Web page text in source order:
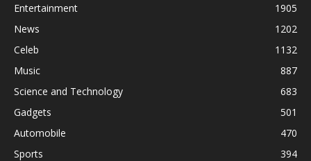
Entertainment
1905
News
1202
Celeb
1132
Music
887
Science and Technology
683
Gadgets
501
Automobile
470
Sports
394